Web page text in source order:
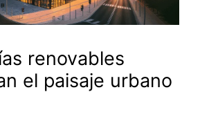
renovables
el paisaje urbano